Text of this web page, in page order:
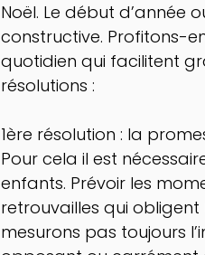
Noël. Le début d’année
constructive. Profitons-
quotidien qui facilitent
résolutions :
1ère résolution : la
Pour cela il est
enfants. Prévoir les
retrouvailles qui
mesurons pas toujours